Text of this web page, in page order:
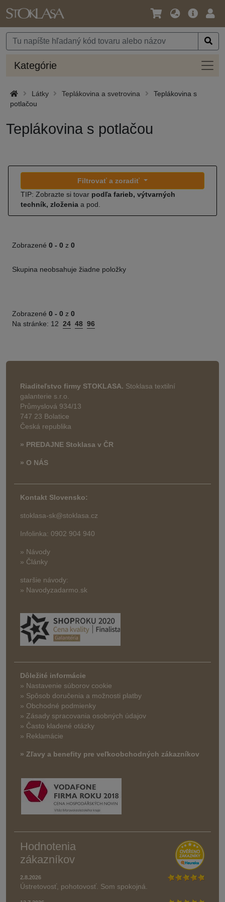
Jazyk
Mena
Hlavná
Kategórie
Látky Teplákovina a svetrovina
Teplákovina s
potlačou
Teplákovina s potlačou
Filtrovať a zoradiť
TIP: Zobrazte si tovar podľa farieb, výtvarných
techník, zloženia a pod.
Zobrazené 0 - 0 z 0
Skupina neobsahuje žiadne položky
Zobrazené 0 - 0 z 0
Na stránke: 12 24 48 96
Riaditeľstvo firmy STOKLASA. Stoklasa textilní
galanterie s.r.o.
Průmyslová 934/13
747 23 Bolatice
Česká republika
» PREDAJNE Stoklasa v ČR
» O NÁS
Kontakt Slovensko:
stoklasa-sk@stoklasa.cz
Infolinka: 0902 904 940
» Návody
» Články
staršie návody:
» Navodyzadarmo.sk
Dôležité informácie
» Nastavenie súborov cookie
» Spôsob doručenia a možnosti platby
» Obchodné podmienky
» Zásady spracovania osobných údajov
» Často kladené otázky
» Reklamácie
» Zľavy a benefity pre veľkoobchodných zákazníkov
Hodnotenia
zákazníkov
2.8.2026
Ústretovosť, pohotovosť. Som spokojná.